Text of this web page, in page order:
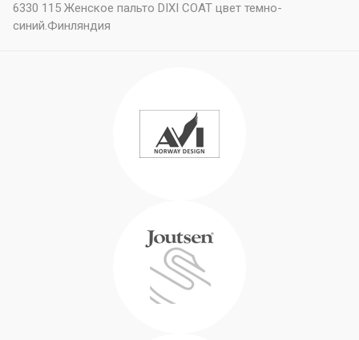
6330 115 Женское пальто DIXI COAT цвет темно-
синий.Финляндия